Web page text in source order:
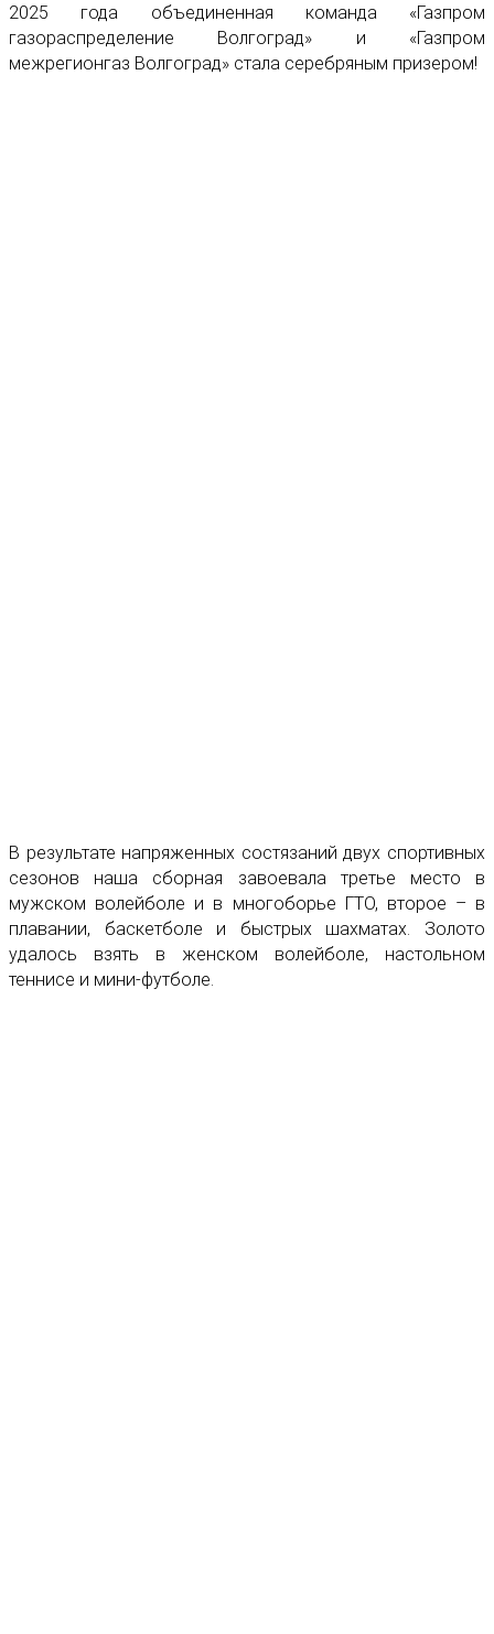
2025 года объединенная команда «Газпром
газораспределение Волгоград» и «Газпром
межрегионгаз Волгоград» стала серебряным призером!
В результате напряженных состязаний двух спортивных
сезонов наша сборная завоевала третье место в
мужском волейболе и в многоборье ГТО, второе – в
плавании, баскетболе и быстрых шахматах. Золото
удалось взять в женском волейболе, настольном
теннисе и мини-футболе.